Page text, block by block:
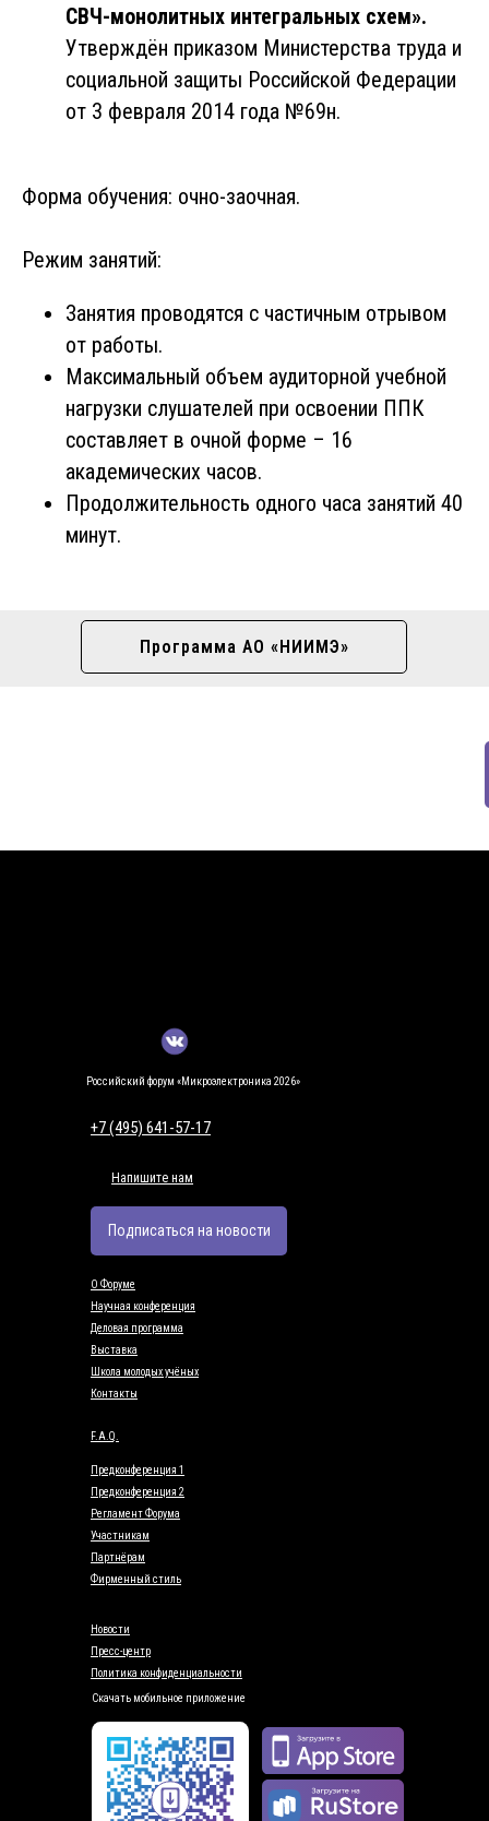
СВЧ-монолитных интегральных схем».
Утверждён приказом Министерства труда и
социальной защиты Российской Федерации
от 3 февраля 2014 года №69н.
Форма обучения: очно-заочная.
Режим занятий:
Занятия проводятся с частичным отрывом
от работы.
Максимальный объем аудиторной учебной
нагрузки слушателей при освоении ППК
составляет в очной форме – 16
академических часов.
Продолжительность одного часа занятий 40
минут.
Программа АО «НИИМЭ»
О Форуме
Научная конференция
Деловая программа
Выставка
Школа молодых учёных
Контакты
Предконференция 1
Предконференция 2
Регламент Форума
Участникам
Партнёрам
Фирменный стиль
Новости
Пресс-центр
Политика конфиденциальности
+7 (495) 641-57-17
Напишите нам
F.A.Q.
Российский форум «Микроэлектроника 2026»
Скачать мобильное приложение
Подписаться на новости